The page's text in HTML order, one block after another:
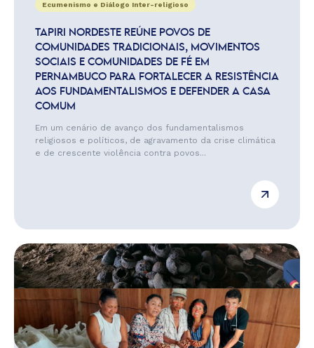
Ecumenismo e Diálogo Inter-religioso
TAPIRI NORDESTE REÚNE POVOS DE
COMUNIDADES TRADICIONAIS, MOVIMENTOS
SOCIAIS E COMUNIDADES DE FÉ EM
PERNAMBUCO PARA FORTALECER A RESISTÊNCIA
AOS FUNDAMENTALISMOS E DEFENDER A CASA
COMUM
Em um cenário de avanço dos fundamentalismos
religiosos e políticos, de agravamento da crise climática
e de crescente violência contra povos...